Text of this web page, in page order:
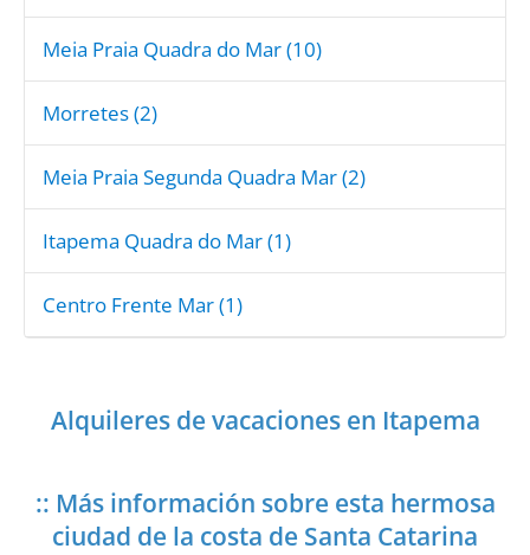
Meia Praia Quadra do Mar (10)
Morretes (2)
Meia Praia Segunda Quadra Mar (2)
Itapema Quadra do Mar (1)
Centro Frente Mar (1)
Alquileres de vacaciones en Itapema
:: Más información sobre esta hermosa
ciudad de la costa de Santa Catarina